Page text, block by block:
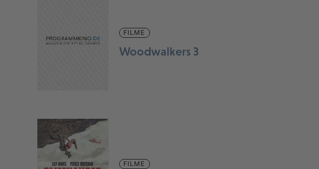
FILME
Woodwalkers 3
FILME